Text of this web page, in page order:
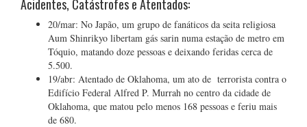
Acidentes, Catástrofes e Atentados:
20/mar: No Japão, um grupo de fanáticos da seita religiosa
Aum Shinrikyo libertam gás sarin numa estação de metro em
Tóquio, matando doze pessoas e deixando feridas cerca de
5.500.
19/abr: Atentado de Oklahoma, um ato de terrorista contra o
Edifício Federal Alfred P. Murrah no centro da cidade de
Oklahoma, que matou pelo menos 168 pessoas e feriu mais
de 680.